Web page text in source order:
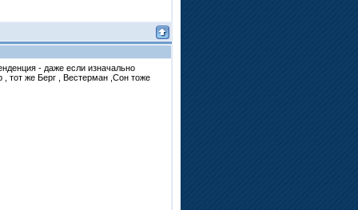
- даже если изначально
, тот же Берг , Вестерман ,Сон тоже